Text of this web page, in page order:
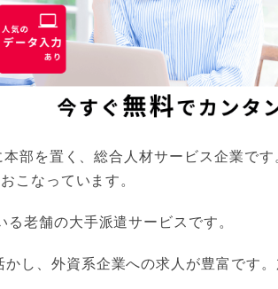
部を置く、総合人材サービス企業で
こなっています。
老舗の大手派遣サービスです。
し、外資系企業への求人が豊富です